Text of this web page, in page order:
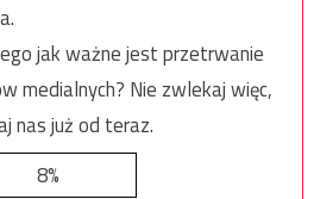
jak ważne jest przetrwanie
medialnych? Nie zwlekaj więc,
nas już od teraz.
8%